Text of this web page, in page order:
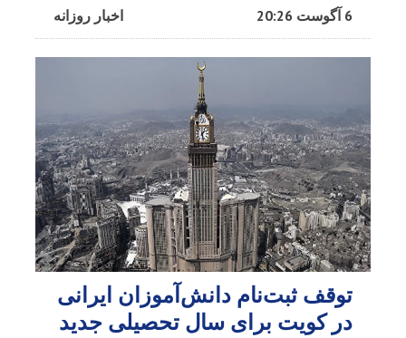
اخبار روزانه 6 آگوست 20:26
توقف ثبت‌نام دانش‌آموزان ایرانی
در کویت برای سال تحصیلی جدید